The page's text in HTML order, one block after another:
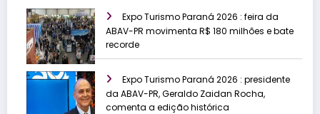
Expo Turismo Paraná 2026 : feira da
ABAV-PR movimenta R$ 180 milhões e bate
recorde
Expo Turismo Paraná 2026 : presidente
da ABAV-PR, Geraldo Zaidan Rocha,
comenta a edição histórica